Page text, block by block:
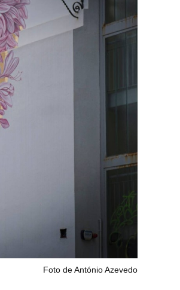
Foto de António Azevedo